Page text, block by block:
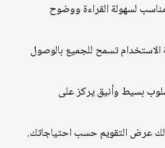
لسهولة القراءة ووضوح
تسمح للجميع بالوصول
بسيط وأنيق يركز على
عرض التقويم حسب احتياجاتك.